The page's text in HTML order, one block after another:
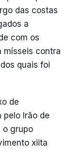
das costas
a
com os
mísseis contra
quais foi
de
Irão de
o grupo
xiita